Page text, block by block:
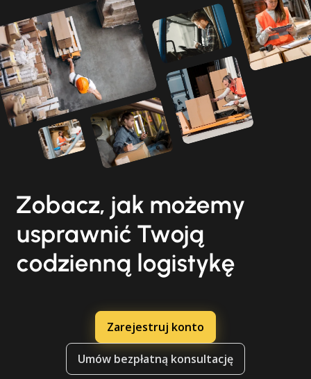
Zobacz, jak możemy
usprawnić Twoją
codzienną logistykę
Zarejestruj konto
Umów bezpłatną konsultację